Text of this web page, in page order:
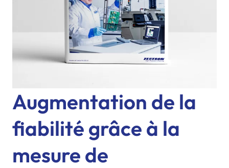
Augmentation de la
fiabilité grâce à la
mesure de